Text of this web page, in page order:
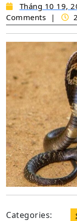
Tháng 10 19,
Comments
Categories: